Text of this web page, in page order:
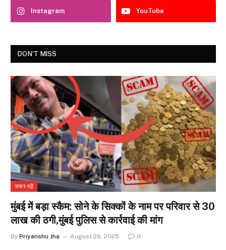
Instagram YouTube
DON'T MISS
जरूर पढ़ें
मुंबई में बड़ा स्कैम: सोने के सिक्कों के नाम पर परिवार से 30
लाख की ठगी,मुंबई पुलिस से कार्रवाई की मांग
By Priyanshu Jha August 26, 2025 0